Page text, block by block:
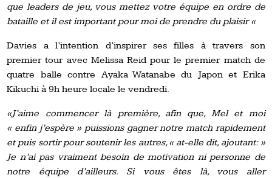
que leaders de jeu, vous mettez votre équipe en ordre de
bataille et il est important pour moi de prendre du plaisir «
Davies a l’intention d’inspirer ses filles à travers son
premier tour avec Melissa Reid pour le premier match de
quatre balle contre Ayaka Watanabe du Japon et Erika
Kikuchi à 9h heure locale le vendredi.
«J’aime commencer là première, afin que, Mel et moi
« enfin j’espère » puissions gagner notre match rapidement
et puis sortir pour soutenir les autres, « at-elle dit, ajoutant: »
Je n’ai pas vraiment besoin de motivation ni personne de
notre équipe d’ailleurs. Si vous êtes là, vous aller